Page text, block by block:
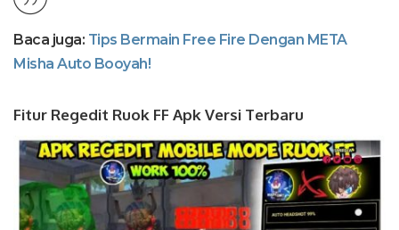
Baca juga: Tips Bermain Free Fire Dengan META
Misha Auto Booyah!
Fitur Regedit Ruok FF Apk Versi Terbaru